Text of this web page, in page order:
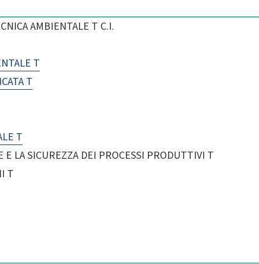
AMBIENTALE T C.I.
T
T
T
E LA SICUREZZA DEI PROCESSI PRODUTTIVI T
T